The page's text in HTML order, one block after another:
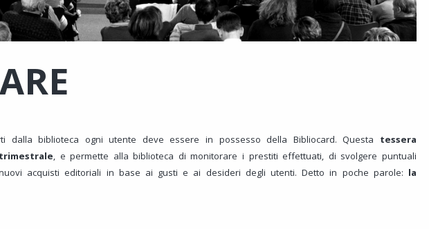
biblioteca ogni utente deve essere in possesso della Bibliocard. Questa tessera
trimestrale, e permette alla biblioteca di monitorare i prestiti effettuati, di svolgere puntuali
acquisti editoriali in base ai gusti e ai desideri degli utenti. Detto in poche parole: la